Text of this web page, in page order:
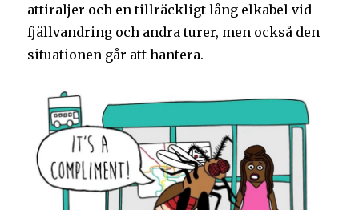
attiraljer och en tillräckligt lång elkabel vid
fjällvandring och andra turer, men också den
situationen går att hantera.